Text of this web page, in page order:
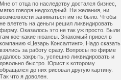
Мне от отца по наследству достался бизнес,
мягко говоря недоходный. Ни желания, ни
возможности заниматься им не было. Чтобы
не влететь на деньги решил ликвидировать
фирму. Оказалось это не так уж просто. Были
там кое-какие нюансы. Знакомый привел в
компанию «Цезарь Консалтинг». Надо сказать
взялись за работу сразу. Вопросы по фирме
удалось закрыть, успешно ликвидировать и
довольно быстро. Юрист к которому
обращался до них рисовал другую картину.
Так что я доволен.